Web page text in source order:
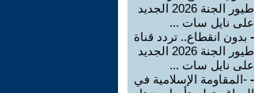
طيور الجنة 2026 الجديد
على نايل سات ...
- بدون انقطاع.. تردد قناة
طيور الجنة 2026 الجديد
على نايل سات ...
- -المقاومة الإسلامية في